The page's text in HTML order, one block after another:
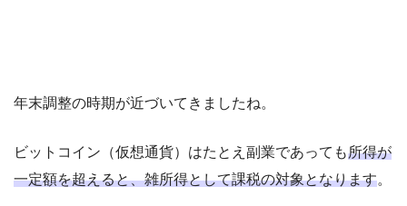
年末調整の時期が近づいてきましたね。
ビットコイン（仮想通貨）はたとえ副業であっても所得が
一定額を超えると、雑所得として課税の対象となります。